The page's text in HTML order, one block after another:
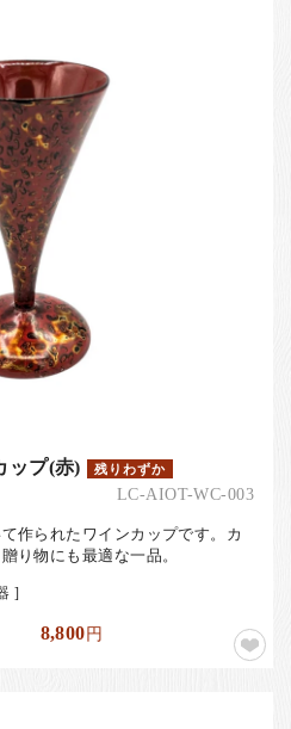
プ(赤) 残りわずか
LC-AIOT-WC-003
作られたワインカップです。カ
り物にも最適な一品。
]
8,800円